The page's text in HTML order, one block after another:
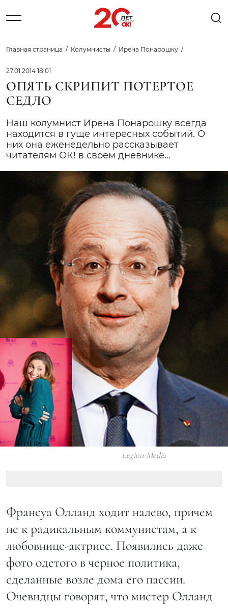
Главная страница Колумнисты Ирена Понарошку
27.01.2014 18:01
ОПЯТЬ СКРИПИТ ПОТЕРТОЕ
СЕДЛО
Наш колумнист Ирена Понарошку всегда
находится в гуще интересных событий. О
них она еженедельно рассказывает
читателям ОК! в своем дневнике…
Legion-Media
Франсуа Олланд ходит налево, причем
не к радикальным коммунистам, а к
любовнице-актрисе. Появились даже
фото одетого в черное политика,
сделанные возле дома его пассии.
Очевидцы говорят, что мистер Олланд